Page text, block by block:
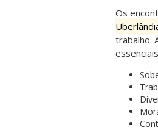
Os
trabalho.